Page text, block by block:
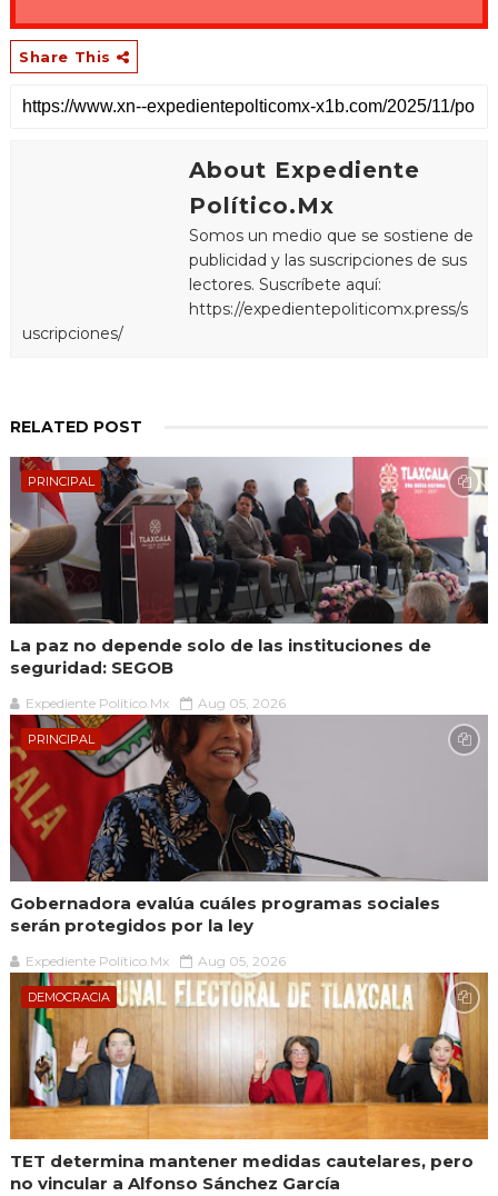
Share This
About Expediente
Político.Mx
Somos un medio que se sostiene de
publicidad y las suscripciones de sus
lectores. Suscríbete aquí:
https://expedientepoliticomx.press/s
uscripciones/
RELATED POST
PRINCIPAL
La paz no depende solo de las instituciones de
seguridad: SEGOB
Expediente Político.Mx Aug 05, 2026
PRINCIPAL
Gobernadora evalúa cuáles programas sociales
serán protegidos por la ley
Expediente Político.Mx Aug 05, 2026
DEMOCRACIA
TET determina mantener medidas cautelares, pero
no vincular a Alfonso Sánchez García